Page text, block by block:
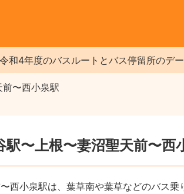
4年度のバスルートとバス停留所のデー
前〜西小泉駅
〜上根〜妻沼聖天前〜西
西小泉駅は、葉草南や葉草などのバス